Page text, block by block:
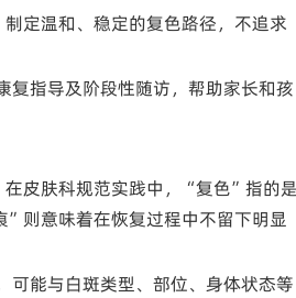
定温和、稳定的复色路径，不追求
复指导及阶段性随访，帮助家长和孩
皮肤科规范实践中，“复色”指的是
则意味着在恢复过程中不留下明显
可能与白斑类型、部位、身体状态等